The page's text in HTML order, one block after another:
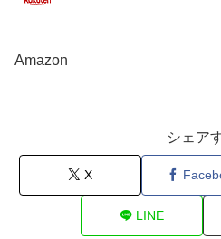
Amazon
シェア
X
LINE